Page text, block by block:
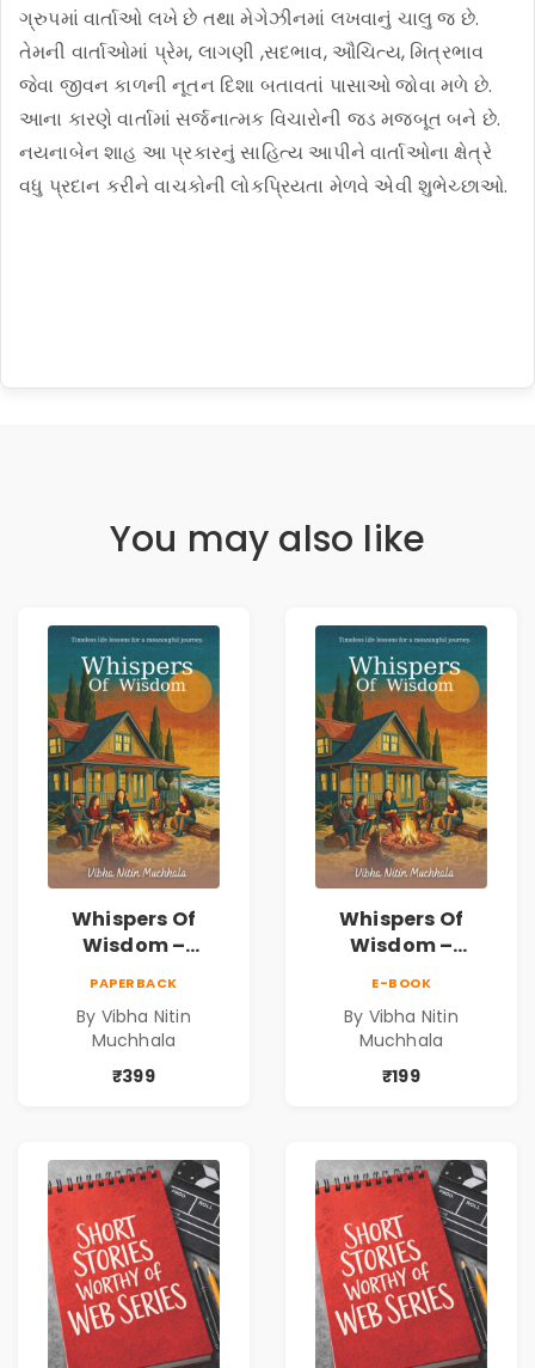
ગ્રુપમાં વાર્તાઓ લખે છે તથા મેગેઝીનમાં લખવાનું ચાલુ જ છે.
તેમની વાર્તાઓમાં પ્રેમ, લાગણી ,સદભાવ, ઔચિત્ય, મિત્રભાવ
જેવા જીવન કાળની નૂતન દિશા બતાવતાં પાસાઓ જોવા મળે છે.
આના કારણે વાર્તામાં સર્જનાત્મક વિચારોની જડ મજબૂત બને છે.
નયનાબેન શાહ આ પ્રકારનું સાહિત્ય આપીને વાર્તાઓના ક્ષેત્રે
વધુ પ્રદાન કરીને વાચકોની લોકપ્રિયતા મેળવે એવી શુભેચ્છાઓ.
You may also like
Whispers Of
Wisdom –
Meaningful
Journey | Vibha
Muchhala
PAPERBACK
By Vibha Nitin
Muchhala
₹399
Whispers Of
Wisdom –
Meaningful
Journey | Vibha
Muchhala
E-BOOK
By Vibha Nitin
Muchhala
₹199